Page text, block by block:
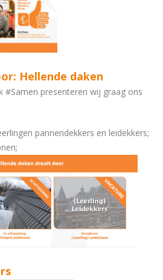
Hellende daken
presenteren wij graag ons
pannendekkers en leidekkers;